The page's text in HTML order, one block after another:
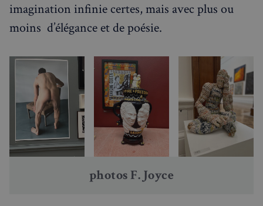
imagination infinie certes, mais avec plus ou
moins d’élégance et de poésie.
photos F. Joyce